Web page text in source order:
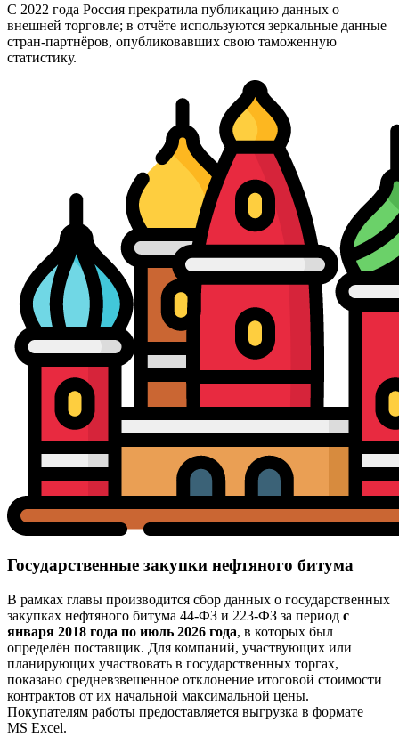
С 2022 года Россия прекратила публикацию данных о
внешней торговле; в отчёте используются зеркальные данные
стран-партнёров, опубликовавших свою таможенную
статистику.
Государственные закупки нефтяного битума
В рамках главы производится сбор данных о государственных
закупках нефтяного битума 44-ФЗ и 223-ФЗ за период с
января 2018 года по июль 2026 года, в которых был
определён поставщик. Для компаний, участвующих или
планирующих участвовать в государственных торгах,
показано средневзвешенное отклонение итоговой стоимости
контрактов от их начальной максимальной цены.
Покупателям работы предоставляется выгрузка в формате
MS Excel.